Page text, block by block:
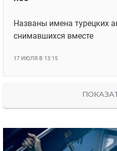
Названы имена турецких
снимавшихся вместе
17 ИЮЛЯ В 13:15